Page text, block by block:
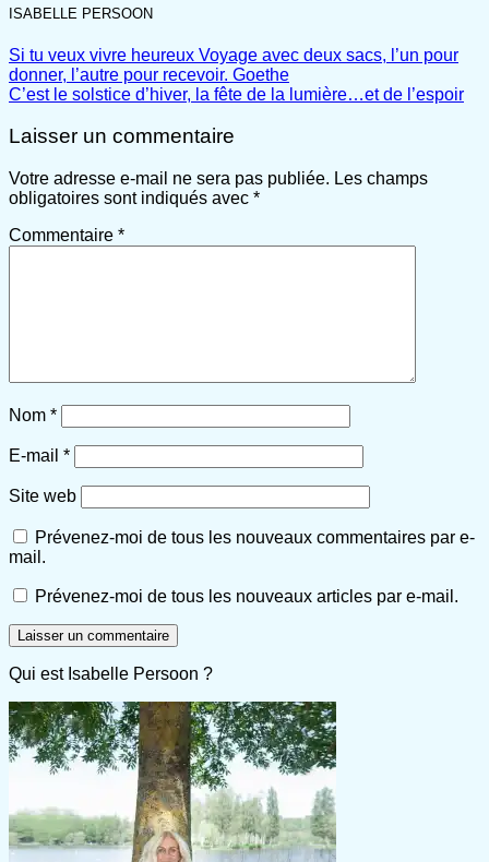
ISABELLE PERSOON
Si tu veux vivre heureux Voyage avec deux sacs, l’un pour
donner, l’autre pour recevoir. Goethe
C’est le solstice d’hiver, la fête de la lumière…et de l’espoir
Laisser un commentaire
Votre adresse e-mail ne sera pas publiée. Les champs
obligatoires sont indiqués avec *
Commentaire *
Nom *
E-mail *
Site web
Prévenez-moi de tous les nouveaux commentaires par e-
mail.
Prévenez-moi de tous les nouveaux articles par e-mail.
Qui est Isabelle Persoon ?